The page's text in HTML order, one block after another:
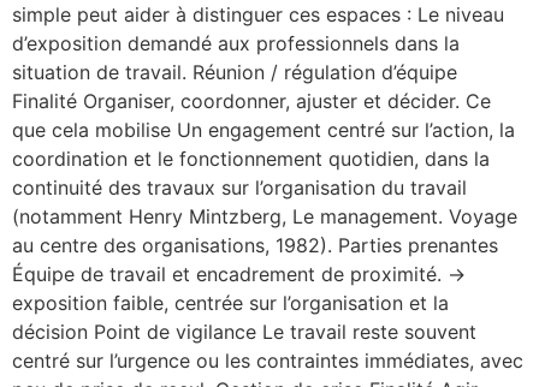
simple peut aider à distinguer ces espaces : Le niveau
d’exposition demandé aux professionnels dans la
situation de travail. Réunion / régulation d’équipe
Finalité Organiser, coordonner, ajuster et décider. Ce
que cela mobilise Un engagement centré sur l’action, la
coordination et le fonctionnement quotidien, dans la
continuité des travaux sur l’organisation du travail
(notamment Henry Mintzberg, Le management. Voyage
au centre des organisations, 1982). Parties prenantes
Équipe de travail et encadrement de proximité. →
exposition faible, centrée sur l’organisation et la
décision Point de vigilance Le travail reste souvent
centré sur l’urgence ou les contraintes immédiates, avec